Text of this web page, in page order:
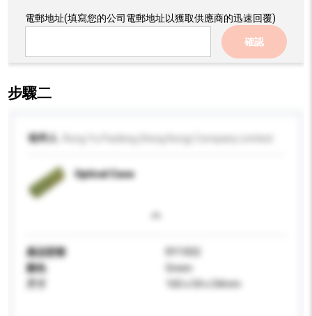
電郵地址(填寫您的公司電郵地址以獲取供應商的迅速回覆)
確認
步驟二
收件人
Optical Case
產品型號
RY1002
顏色
Green
160 x 54 x 54mm